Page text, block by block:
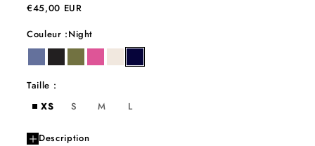
Prix de vente
€45,00 EUR
Couleur :Night
denimebenekakikiss milknight
Taille :
XS
S M L
Description